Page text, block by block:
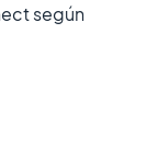
según